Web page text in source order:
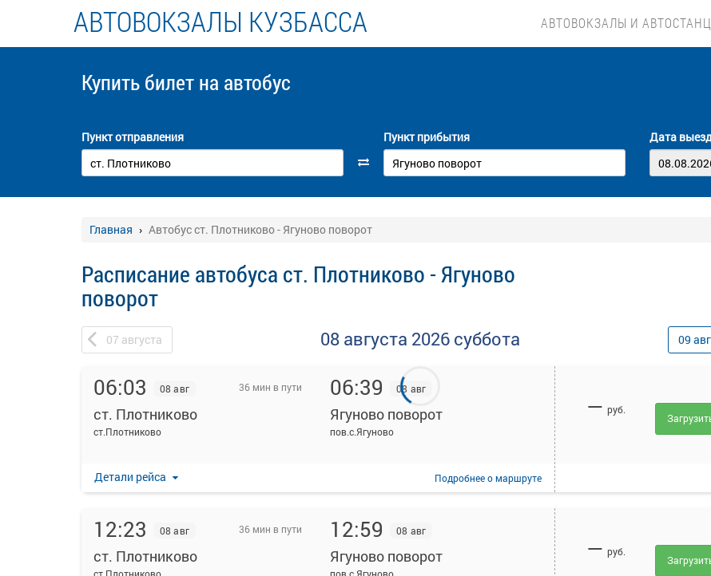
АВТОВОКЗАЛЫ КУЗБАССА АВТОВОКЗАЛЫ И
Купить билет на автобус
Пункт отправления Пункт прибытия Дата
Главная Автобус ст. Плотниково - Ягуново поворот
Расписание автобуса ст. Плотниково - Ягуново
поворот
07 августа 08 августа 2026 суббота 09
06:03 08 авг 36 мин в пути
ст. Плотниково
ст.Плотниково
06:39 08 авг
Ягуново поворот
пов.с.Ягуново
Детали рейса Подробнеео маршруте
— руб.
12:23 08 авг 36 мин в пути
ст. Плотниково
12:59 08 авг
Ягуново поворот — руб.